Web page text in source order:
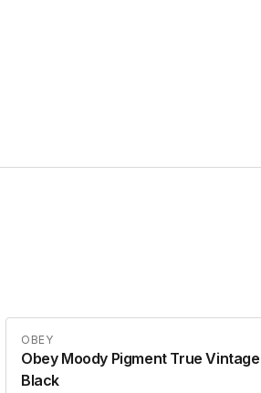
OBEY
Obey Moody Pigment True Vintage
Black